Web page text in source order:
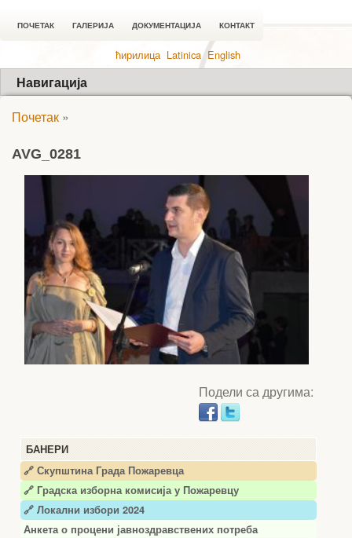
ПОЧЕТАК ГАЛЕРИЈА ДОКУМЕНТАЦИЈА КОНТАКТ
ћирилица Latinica English
Навигација
БАНЕРИ
🔗 Скупштина Града Пожаревца
🔗 Градска изборна комисија у Пожаревцу
🔗 Локални избори 2024
Анкета о процени јавноздравствених потреба
Почетак »
AVG_0281
Подели са другима: